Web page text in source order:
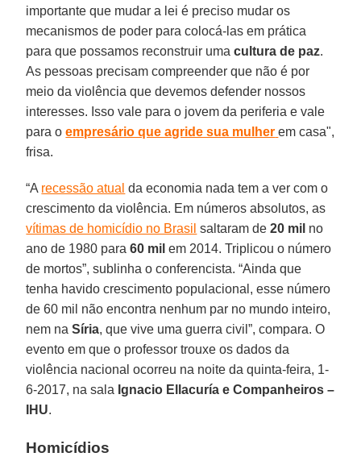
importante que mudar a lei é preciso mudar os
mecanismos de poder para colocá-las em prática
para que possamos reconstruir umacultura de paz.
As pessoas precisam compreender que não é por
meio da violência que devemos defender nossos
interesses. Isso vale para o jovem da periferia e vale
para oempresário que agride sua mulher em casa",
frisa.
“A recessão atual da economia nada tem a ver com o
crescimento da violência. Em números absolutos, as
vítimas de homicídio no Brasil saltaram de20 mil no
ano de 1980 para60 mil em 2014. Triplicou o número
de mortos”, sublinha o conferencista. “Ainda que
tenha havido crescimento populacional, esse número
de 60 mil não encontra nenhum par no mundo inteiro,
nem naSíria, que vive uma guerra civil”, compara. O
evento em que o professor trouxe os dados da
violência nacional ocorreu na noite da quinta-feira, 1-
6-2017, na sala Ignacio Ellacuría e Companheiros –
IHU.
Homicídios